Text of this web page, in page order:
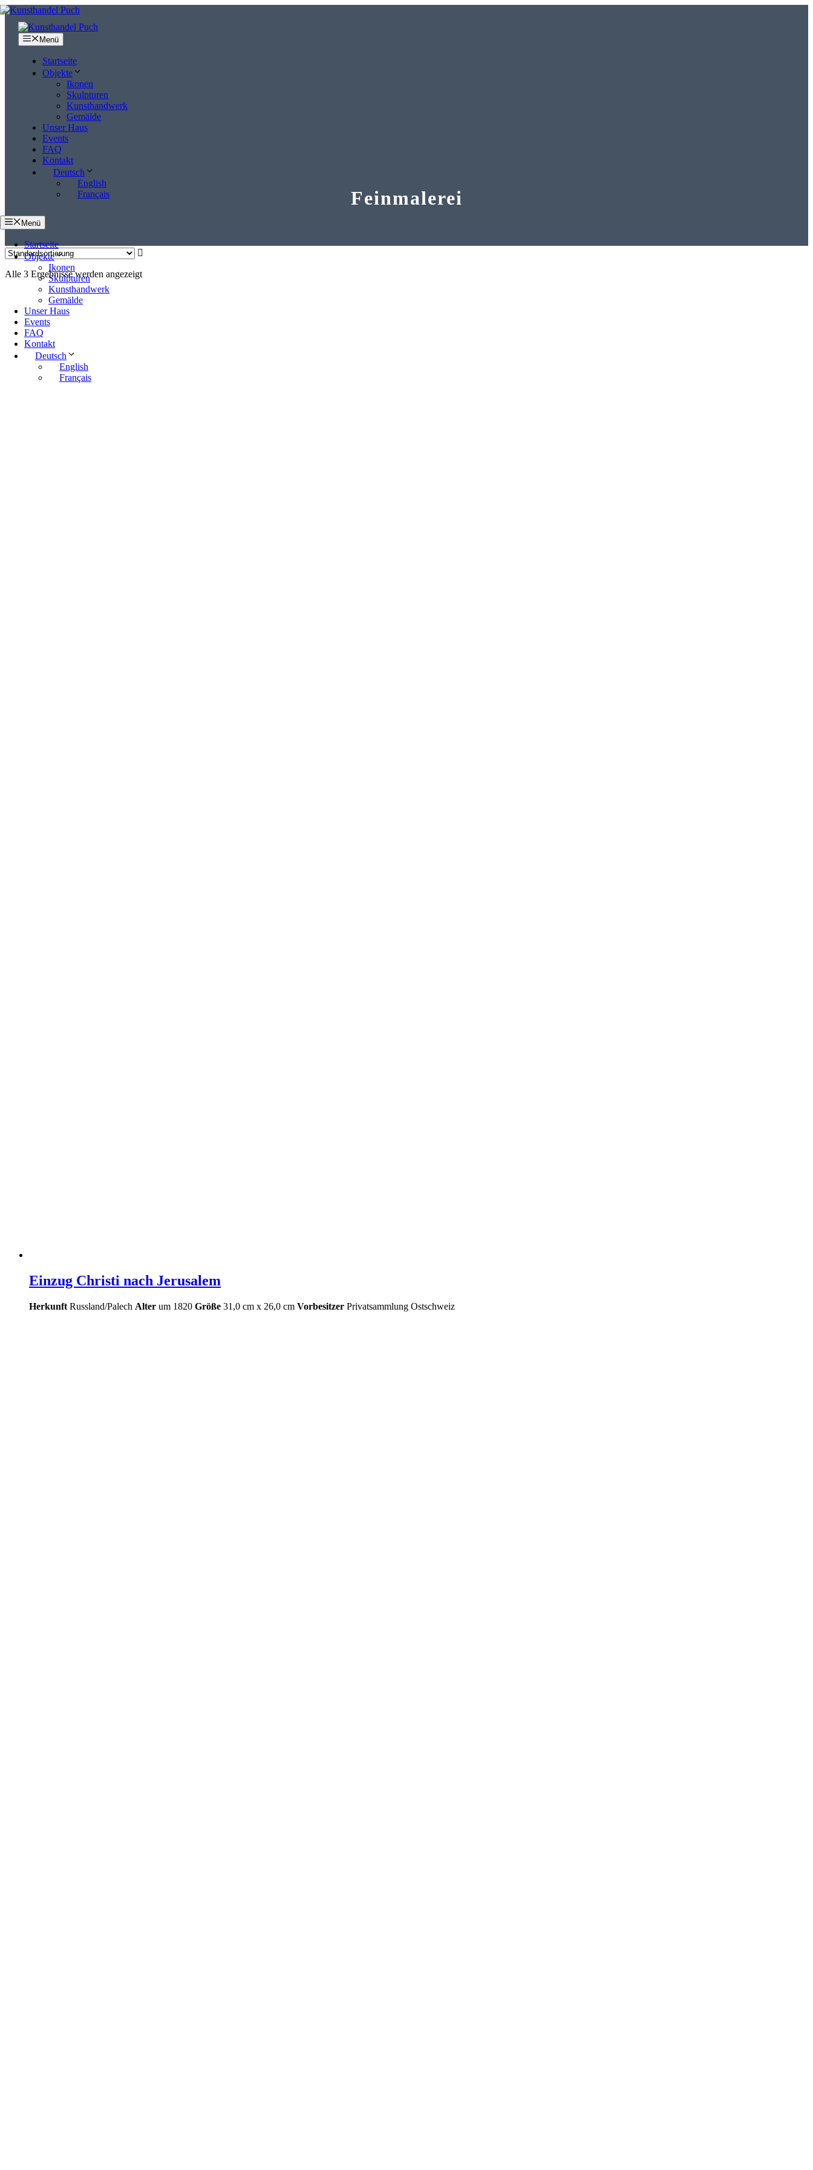
Zum
Inhalt
springen
Menü
Startseite
Objekte
Ikonen
Skulpturen
Kunsthandwerk
Gemälde
Unser Haus
Events
FAQ
Kontakt
Deutsch
English
Français
Menü
Startseite
Objekte
Ikonen
Skulpturen
Kunsthandwerk
Gemälde
Unser Haus
Events
FAQ
Kontakt
Deutsch
English
Français
Feinmalerei
Alle 3 Ergebnisse werden angezeigt
Einzug Christi nach Jerusalem
Herkunft Russland/Palech Alter um 1820 Größe 31,0 cm x 26,0 cm Vorbesitzer Privatsammlung Ostschweiz